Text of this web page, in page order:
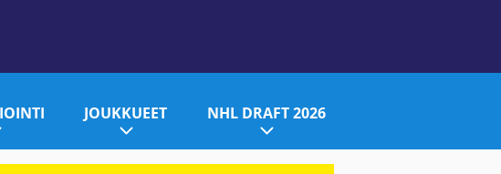
JOUKKUEET NHL DRAFT 2026